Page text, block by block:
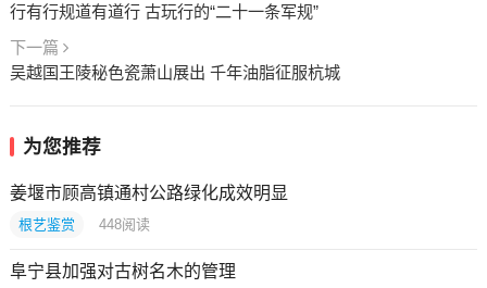
行有行规道有道行 古玩行的“二十一条军规”
下一篇
吴越国王陵秘色瓷萧山展出 千年油脂征服杭城
为您推荐
姜堰市顾高镇通村公路绿化成效明显
根艺鉴赏 448阅读
阜宁县加强对古树名木的管理